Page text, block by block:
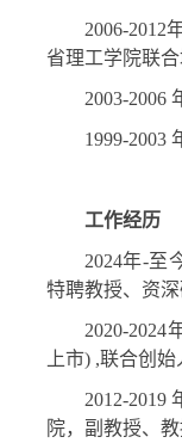
2006-2012
省理工学院联
2003-2006
1999-2003
工作经历
2024年-至
特聘教授、资
2020-2024
上市) ,联合创始
2012-2019
院，副教授、